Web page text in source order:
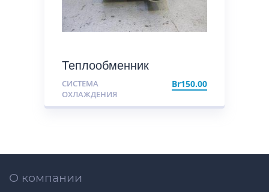
Теплообменник
масляного фильтра
СИСТЕМА
ОХЛАЖДЕНИЯ
Br150.00
О компании